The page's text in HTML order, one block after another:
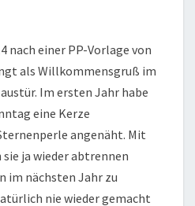
nach einer PP-Vorlage von
als Willkommensgruß im
Im ersten Jahr habe
eine Kerze
angenäht. Mit
ja wieder abtrennen
im nächsten Jahr zu
nie wieder gemacht